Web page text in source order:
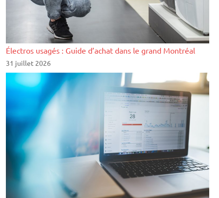
Électros usagés : Guide d’achat dans le grand Montréal
31 juillet 2026